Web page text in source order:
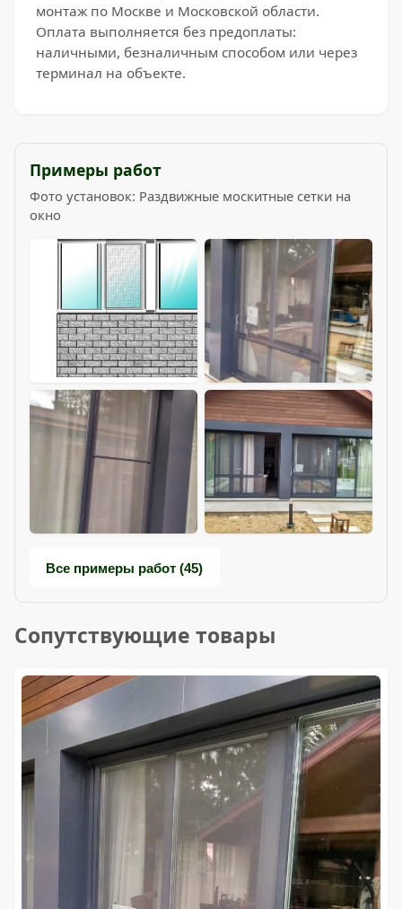
монтаж по Москве и Московской области.
Оплата выполняется без предоплаты:
наличными, безналичным способом или через
терминал на объекте.
Примеры работ
Фото установок: Раздвижные москитные сетки на
окно
Все примеры работ (45)
Сопутствующие товары